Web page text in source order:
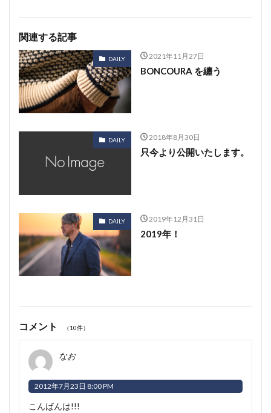
関連する記事
DAILY 2021年11月27日
BONCOURA を纏う
DAILY 2018年8月30日
只今より公開いたします。
DAILY 2019年12月31日
2019年！
コメント （10件）
なお
2012年7月23日 8:00 PM
こんばんは!!!